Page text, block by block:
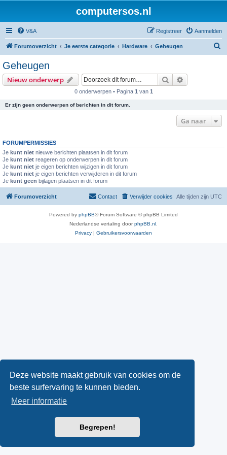
Deze website maakt gebruik van cookies om de
beste surfervaring te kunnen bieden.
Meer informatie
Begrepen!
computersos.nl
V&A Aanmelden
Registreer
Forumoverzicht Je eerste categorie Hardware Geheugen
Geheugen
Nieuw onderwerp Zoek
0 onderwerpen • Pagina 1 van 1
Er zijn geen onderwerpen of berichten in dit forum.
Ga naar
FORUMPERMISSIES
Je kunt niet nieuwe berichten plaatsen in dit forum
Je kunt niet reageren op onderwerpen in dit forum
Je kunt niet je eigen berichten wijzigen in dit forum
Je kunt niet je eigen berichten verwijderen in dit forum
Je kunt geen bijlagen plaatsen in dit forum
Forumoverzicht Alle tijden zijn UTC
Verwijder cookies
Contact
Powered by phpBB® Forum Software © phpBB Limited
Nederlandse vertaling doorphpBB.nl
Privacy | Gebruikersvoorwaarden